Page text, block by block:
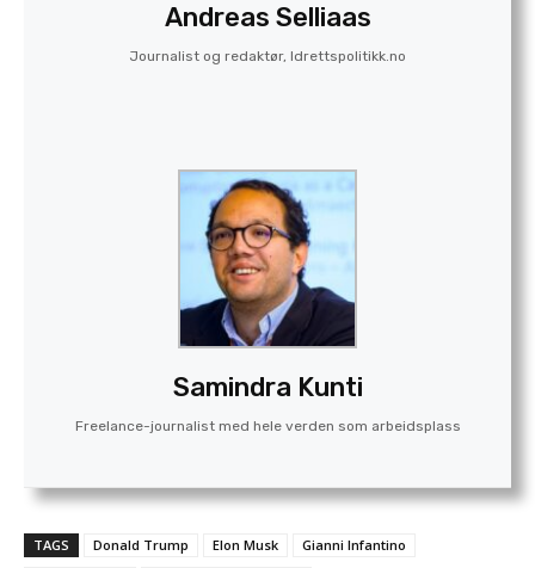
Andreas Selliaas
Journalist og redaktør, Idrettspolitikk.no
Samindra Kunti
Freelance-journalist med hele verden som arbeidsplass
TAGS Donald Trump Elon Musk
Gianni Infantino